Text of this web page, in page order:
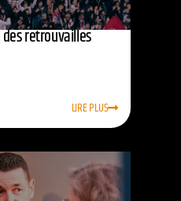
des retrouvailles
LIRE PLUS